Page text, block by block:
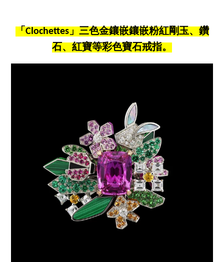
「Clochettes」三色金鑲嵌鑲嵌粉紅剛玉、鑽
石、紅寶等彩色寶石戒指。